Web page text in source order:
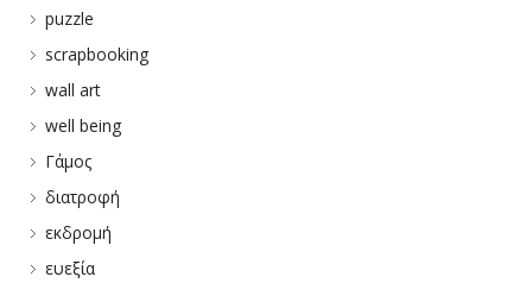
puzzle
scrapbooking
wall art
well being
Γάμος
διατροφή
εκδρομή
ευεξία